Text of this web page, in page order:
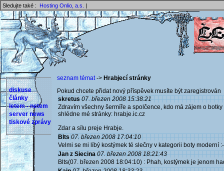
Sledujte také : Hosting Onlio, a.s. |
diskuse
články
letem - netem
server news
tiskové zprávy
seznam témat-> Hrabjecí stránky
Pokud chcete přidat nový příspěvek musíte být
skretus 07. březen 2008 15:38:21
Zdravím všechny šermíře a spolčence, kdo má zájem o
shlédne mé stránky: hrabje.ic.cz
Zdar a sílu preje Hrabje.
Blts 07. březen 2008 17:04:10
Velmi se mi líbý kostýmek té slečny v kategorii boty moderní
Jan z Siecina 07. březen 2008 18:21:43
Blts(07. březen 2008 18:04:10) : Phah, kostýmek je jenom